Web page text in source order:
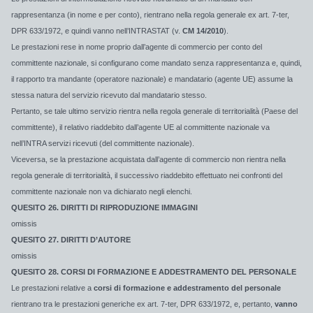
rappresentanza (in nome e per conto), rientrano nella regola generale ex art. 7-ter,
DPR 633/1972, e quindi vanno nell’INTRASTAT (v. CM 14/2010).
Le prestazioni rese in nome proprio dall’agente di commercio per conto del
committente nazionale, si configurano come mandato senza rappresentanza e, quindi,
il rapporto tra mandante (operatore nazionale) e mandatario (agente UE) assume la
stessa natura del servizio ricevuto dal mandatario stesso.
Pertanto, se tale ultimo servizio rientra nella regola generale di territorialità (Paese del
committente), il relativo riaddebito dall’agente UE al committente nazionale va
nell’INTRA servizi ricevuti (del committente nazionale).
Viceversa, se la prestazione acquistata dall’agente di commercio non rientra nella
regola generale di territorialità, il successivo riaddebito effettuato nei confronti del
committente nazionale non va dichiarato negli elenchi.
QUESITO 26. DIRITTI DI RIPRODUZIONE IMMAGINI
omissis
QUESITO 27. DIRITTI D’AUTORE
omissis
QUESITO 28. CORSI DI FORMAZIONE E ADDESTRAMENTO DEL PERSONALE
Le prestazioni relative a corsi di formazione e addestramento del personale
rientrano tra le prestazioni generiche ex art. 7-ter, DPR 633/1972, e, pertanto, vanno